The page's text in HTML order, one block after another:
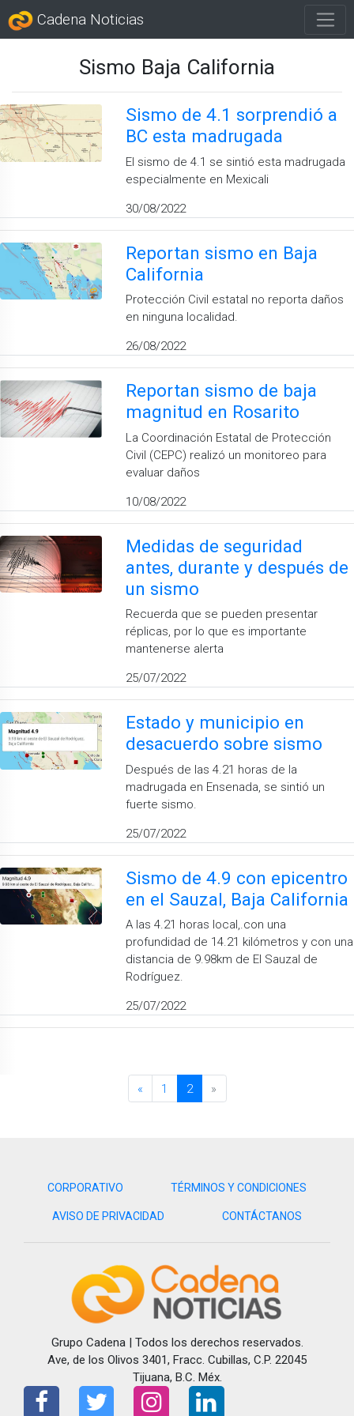
Cadena Noticias
Sismo Baja California
Sismo de 4.1 sorprendió a
BC esta madrugada
El sismo de 4.1 se sintió esta madrugada
especialmente en Mexicali
30/08/2022
Reportan sismo en Baja
California
Protección Civil estatal no reporta daños
en ninguna localidad.
26/08/2022
Reportan sismo de baja
magnitud en Rosarito
La Coordinación Estatal de Protección
Civil (CEPC) realizó un monitoreo para
evaluar daños
10/08/2022
Medidas de seguridad
antes, durante y después de
un sismo
Recuerda que se pueden presentar
réplicas, por lo que es importante
mantenerse alerta
25/07/2022
Estado y municipio en
desacuerdo sobre sismo
Después de las 4.21 horas de la
madrugada en Ensenada, se sintió un
fuerte sismo.
25/07/2022
Sismo de 4.9 con epicentro
en el Sauzal, Baja California
A las 4.21 horas local,.con una
profundidad de 14.21 kilómetros y con una
distancia de 9.98km de El Sauzal de
Rodríguez.
25/07/2022
« 1 2 »
CORPORATIVO TÉRMINOS Y CONDICIONES
AVISO DE PRIVACIDAD CONTÁCTANOS
Grupo Cadena | Todos los derechos reservados.
Ave, de los Olivos 3401, Fracc. Cubillas, C.P. 22045
Tijuana, B.C. Méx.